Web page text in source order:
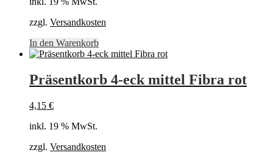
zzgl. Versandkosten
In den Warenkorb
Präsentkorb 4-eck mittel Fibra rot
4,15 €
inkl. 19 % MwSt.
zzgl. Versandkosten